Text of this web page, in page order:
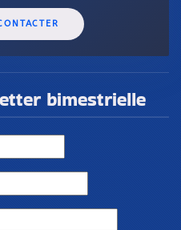
bimestrielle